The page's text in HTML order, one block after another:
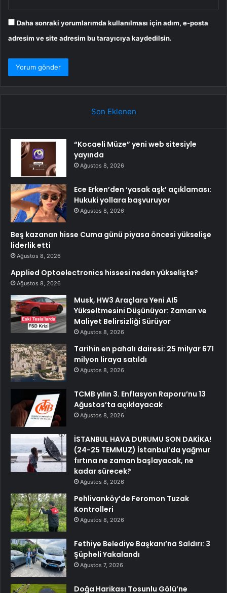
Daha sonraki yorumlarımda kullanılması için adım, e-posta
adresim ve site adresim bu tarayıcıya kaydedilsin.
Son Eklenen
“Kocaeli Müze” yeni web sitesiyle
yayında
Ağustos 8, 2026
Ece Erken’den ‘yasak aşk’ açıklaması:
Hukuki yollara başvuruyor
Ağustos 8, 2026
Beş kazanan hisse Cuma günü piyasa öncesi yükselişe
liderlik etti
Ağustos 8, 2026
Applied Optoelectronics hissesi neden yükselişte?
Ağustos 8, 2026
Musk, HW3 Araçlara Yeni AI5
Yükseltmesini Düşünüyor: Zaman ve
Maliyet Belirsizliği Sürüyor
Ağustos 8, 2026
Tarihin en pahalı dairesi: 25 milyar 671
milyon liraya satıldı
Ağustos 8, 2026
TCMB yılın 3. Enflasyon Raporu’nu 13
Ağustos’ta açıklayacak
Ağustos 8, 2026
İSTANBUL HAVA DURUMU SON DAKİKA!
(24-25 TEMMUZ) İstanbul’da yağmur
fırtına ne zaman başlayacak, ne
kadar sürecek?
Ağustos 8, 2026
Pehlivanköy’de Feromon Tuzak
Kontrolleri
Ağustos 8, 2026
Fethiye Belediye Başkanı’na Saldırı: 3
Şüpheli Yakalandı
Ağustos 7, 2026
Doğa Harikası Tosunlu Gölü’ne